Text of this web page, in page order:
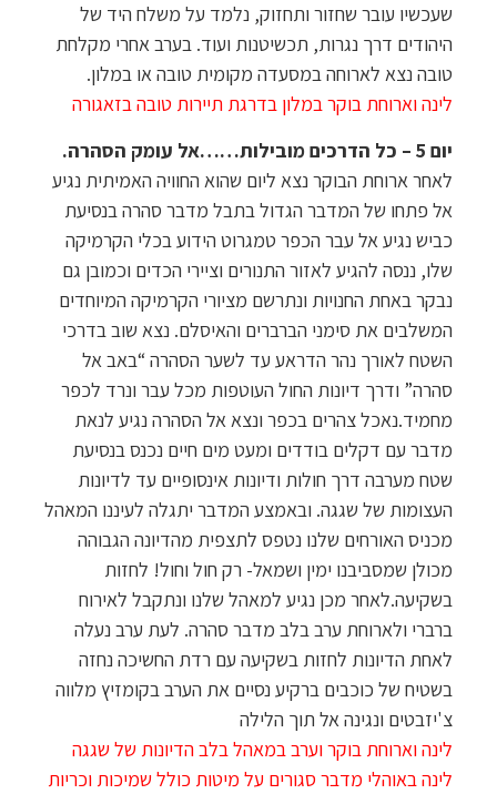
שעכשיו עובר שחזור ותחזוק, נלמד על משלח היד של
היהודים דרך נגרות, תכשיטנות ועוד. בערב אחרי מקלחת
טובה נצא לארוחה במסעדה מקומית טובה או במלון.
לינה וארוחת בוקר במלון בדרגת תיירות טובה בזאגורה
יום 5
– כל הדרכים מובילות……אל עומק הסהרה.
לאחר ארוחת הבוקר נצא ליום שהוא החוויה האמיתית נגיע
אל פתחו של המדבר הגדול בתבל מדבר סהרה בנסיעת
כביש נגיע אל עבר הכפר טמגרוט הידוע בכלי הקרמיקה
שלו, ננסה להגיע לאזור התנורים וציירי הכדים וכמובן גם
נבקר באחת החנויות ונתרשם מציורי הקרמיקה המיוחדים
המשלבים את סימני הברברים והאיסלם. נצא שוב בדרכי
השטח לאורך נהר הדראע עד לשער הסהרה “באב אל
סהרה” ודרך דיונות החול העוטפות מכל עבר ונרד לכפר
מחמיד.נאכל צהרים בכפר ונצא אל הסהרה נגיע לנאת
מדבר עם דקלים בודדים ומעט מים חיים נכנס בנסיעת
שטח מערבה דרך חולות ודיונות אינסופיים עד לדיונות
העצומות של שגגה. ובאמצע המדבר יתגלה לעיננו המאהל
מכניס האורחים שלנו נטפס לתצפית מהדיונה הגבוהה
מכולן שמסביבנו ימין ושמאל- רק חול וחול! לחזות
בשקיעה.לאחר מכן נגיע למאהל שלנו ונתקבל לאירוח
ברברי ולארוחת ערב בלב מדבר סהרה. לעת ערב נעלה
לאחת הדיונות לחזות בשקיעה עם רדת החשיכה נחזה
בשטיח של כוכבים ברקיע נסיים את הערב בקומזיץ מלווה
צ'יזבטים ונגינה אל תוך הלילה
לינה וארוחת בוקר וערב במאהל בלב הדיונות של שגגה
לינה באוהלי מדבר סגורים על מיטות כולל שמיכות וכריות